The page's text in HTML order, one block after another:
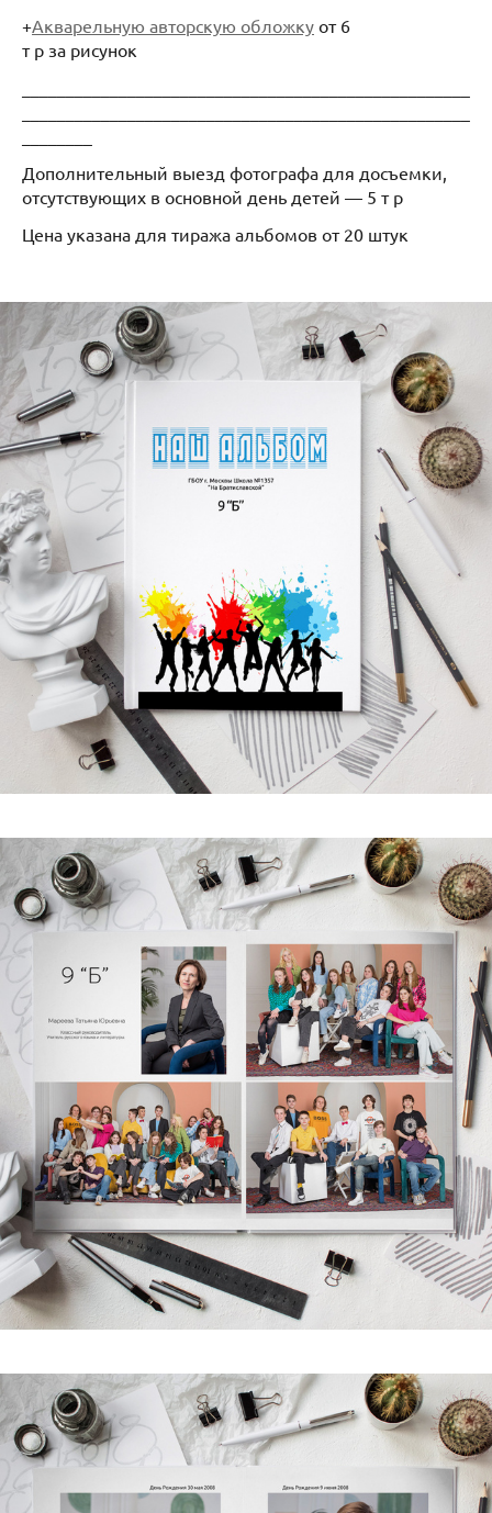
+Акварельную авторскую обложку от 6
т р за рисунок
Дополнительный выезд фотографа для досъемки,
отсутствующих в основной день детей — 5 т р
Цена указана для тиража альбомов от 20 штук